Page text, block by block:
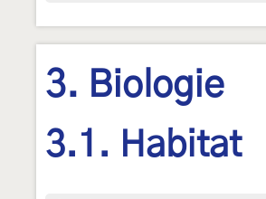
3. Biologie
3.1. Habitat